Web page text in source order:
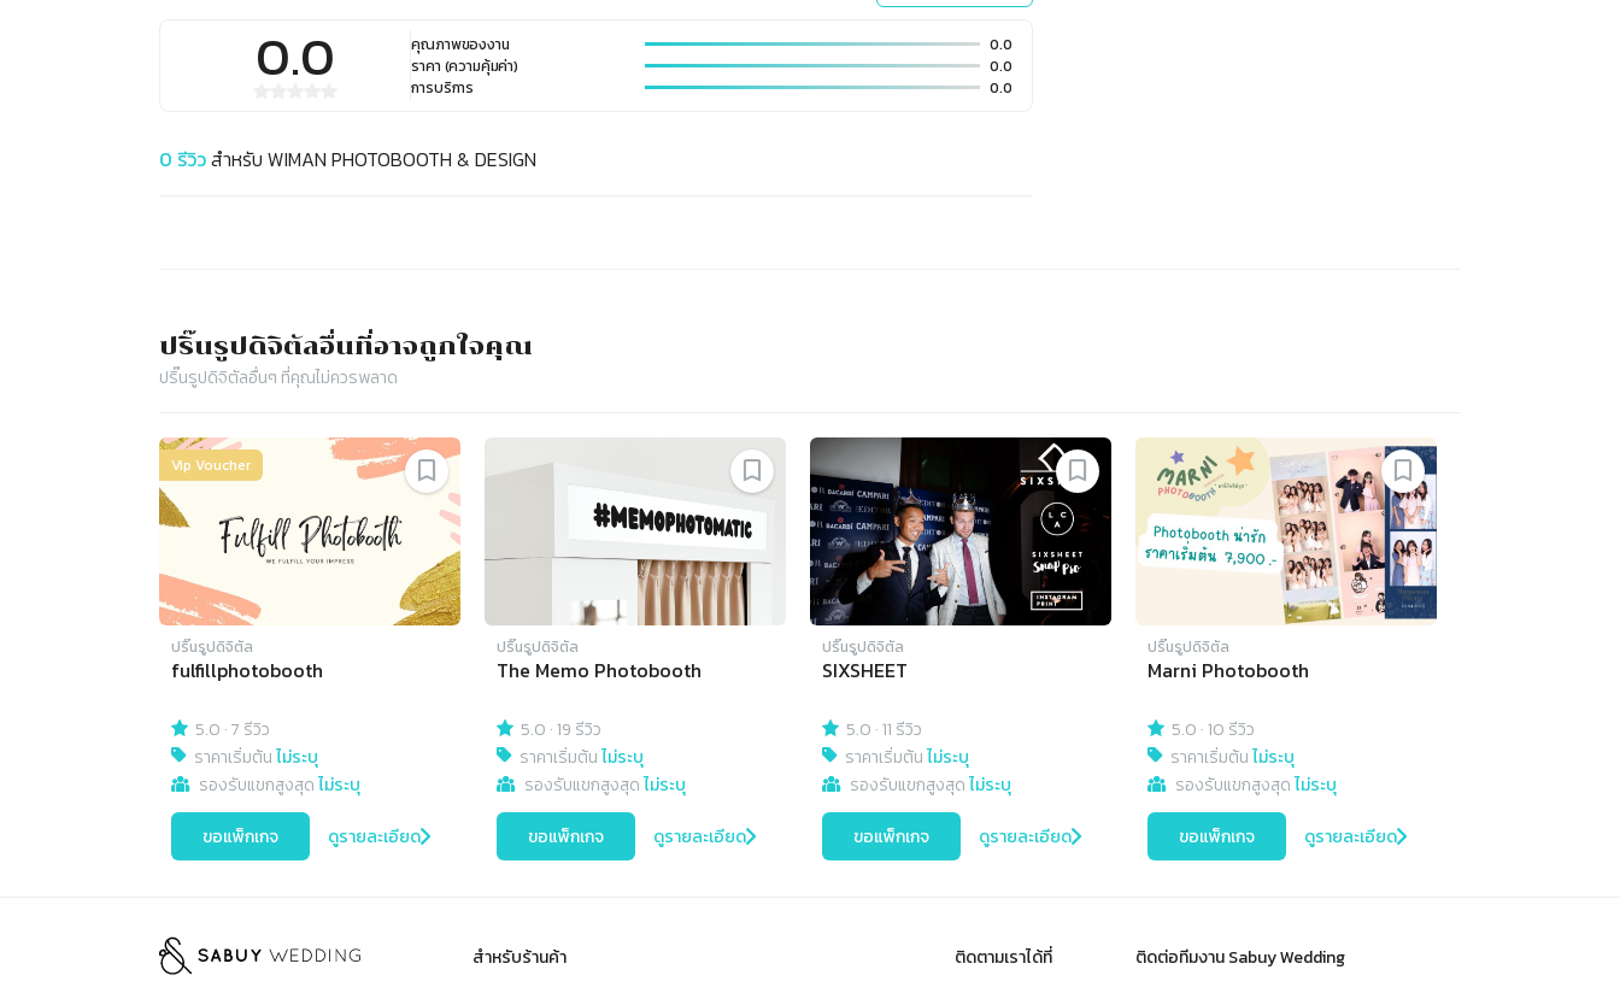
0.0 คุณภาพของงาน
0.0
ราคา (ความคุ้มค่า)
0.0
การบริการ
0.0
0 รีวิวสำหรับ WIMAN PHOTOBOOTH & DESIGN
ปริ๊นรูปดิจิตัลอื่นที่อาจถูกใจคุณ
ปริ๊นรูปดิจิตัลอื่นๆ ที่คุณไม่ควรพลาด
Vip Voucher
ปริ๊นรูปดิจิตัล
fulfillphotobooth
5.0 ·7 รีวิว
ราคาเริ่มต้นไม่ระบุ
รองรับแขกสูงสุดไม่ระบุ
ขอแพ็กเกจ ดูรายละเอียด
ปริ๊นรูปดิจิตัล
The Memo Photobooth
5.0 ·19 รีวิว
ราคาเริ่มต้นไม่ระบุ
รองรับแขกสูงสุดไม่ระบุ
ขอแพ็กเกจ ดูรายละเอียด
ปริ๊นรูปดิจิตัล
SIXSHEET
5.0 ·11 รีวิว
ราคาเริ่มต้นไม่ระบุ
รองรับแขกสูงสุดไม่ระบุ
ขอแพ็กเกจ ดูรายละเอียด
ปริ๊นรูปดิจิตัล
Marni Photobooth
5.0 ·10 รีวิว
ราคาเริ่มต้นไม่ระบุ
รองรับแขกสูงสุดไม่ระบุ
ขอแพ็กเกจ ดูรายละเอียด
สำหรับร้านค้า
ติดตามเราได้ที่ ติดต่อทีมงาน Sabuy Wedding